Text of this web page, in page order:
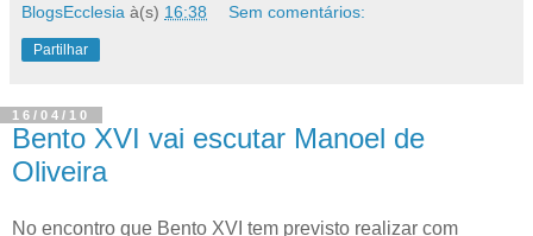
BlogsEcclesia à(s) 16:38 Sem comentários:
Partilhar
16/04/10
Bento XVI vai escutar Manoel de
Oliveira
No encontro que Bento XVI tem previsto realizar com